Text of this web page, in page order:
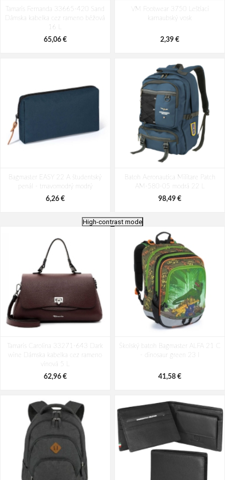
Tamaris Fernanda 33665-420 Sand
Dámska kabelka cez rameno béžová
16 L
65,06 €
VM Footwear 3750 Leštiaci
karnaubský vosk
2,39 €
Bagmaster EASY 22 A študentský
penál - tmavomodrý modrý
6,26 €
Batoh Aeronautica Militare Patch
AM-580-05 modrá 22 L
98,49 €
Rosé 35 l
49,10 €
AM-581-05 modrá 19 L
94,29 €
High-contrast mode
Tamaris Carolina 33271-643 Dark
wine Dámska kabelka cez rameno
vínová 5 L
62,96 €
Školský batoh Bagmaster ALFA 21 C
- dinosaur green 23 l
41,58 €